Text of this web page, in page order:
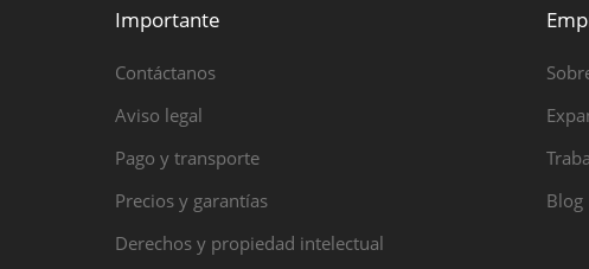
Importante
Contáctanos
Aviso legal
Pago y transporte
Precios y garantías
Derechos y propiedad intelectual
Blog